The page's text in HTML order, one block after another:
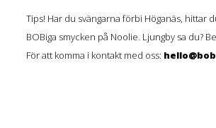
Tips! Har du svängarna förbi Höganäs, hittar
BOBiga smycken på Noolie. Ljungby sa du?
För att komma i kontakt med oss: